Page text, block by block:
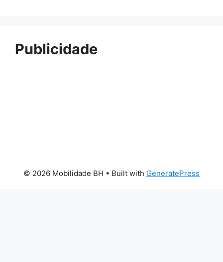
Publicidade
© 2026 Mobilidade BH • Built with GeneratePress